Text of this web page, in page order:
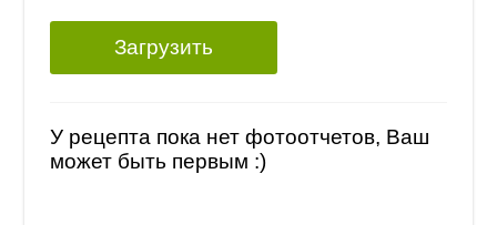
Загрузить
У рецепта пока нет фотоотчетов, Ваш
может быть первым :)